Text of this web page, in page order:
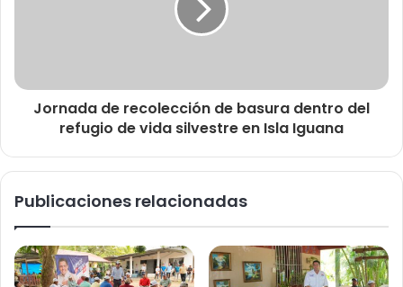
Jornada de recolección de basura dentro del
refugio de vida silvestre en Isla Iguana
Publicaciones relacionadas